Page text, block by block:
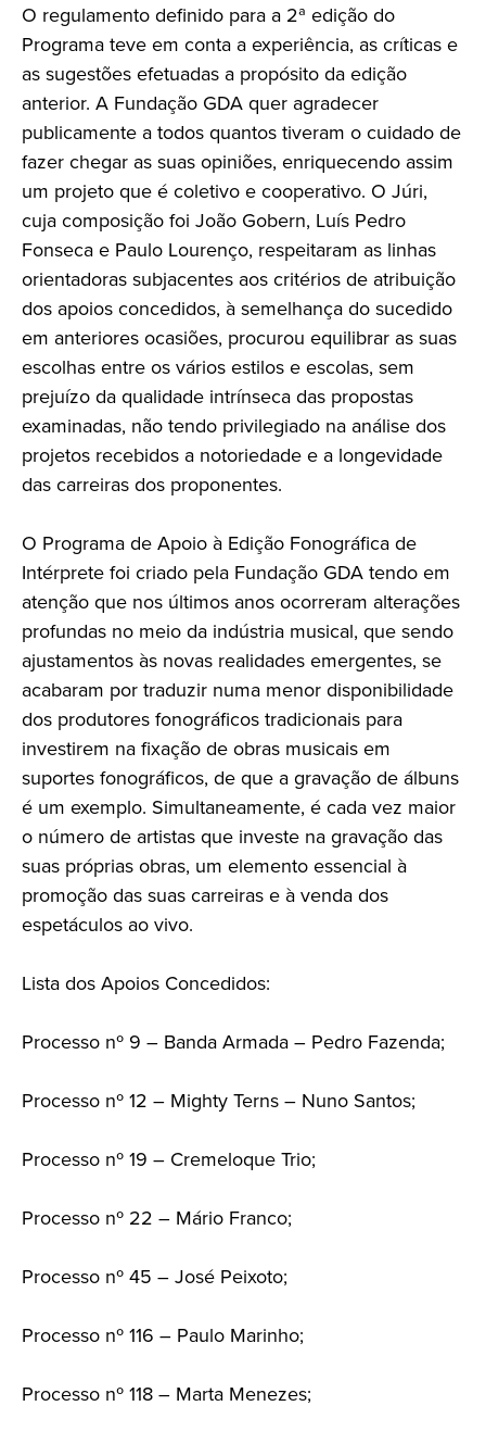
O regulamento definido para a 2ª edição do
Programa teve em conta a experiência, as críticas e
as sugestões efetuadas a propósito da edição
anterior. A Fundação GDA quer agradecer
publicamente a todos quantos tiveram o cuidado de
fazer chegar as suas opiniões, enriquecendo assim
um projeto que é coletivo e cooperativo. O Júri,
cuja composição foi João Gobern, Luís Pedro
Fonseca e Paulo Lourenço, respeitaram as linhas
orientadoras subjacentes aos critérios de atribuição
dos apoios concedidos, à semelhança do sucedido
em anteriores ocasiões, procurou equilibrar as suas
escolhas entre os vários estilos e escolas, sem
prejuízo da qualidade intrínseca das propostas
examinadas, não tendo privilegiado na análise dos
projetos recebidos a notoriedade e a longevidade
das carreiras dos proponentes.
O Programa de Apoio à Edição Fonográfica de
Intérprete foi criado pela Fundação GDA tendo em
atenção que nos últimos anos ocorreram alterações
profundas no meio da indústria musical, que sendo
ajustamentos às novas realidades emergentes, se
acabaram por traduzir numa menor disponibilidade
dos produtores fonográficos tradicionais para
investirem na fixação de obras musicais em
suportes fonográficos, de que a gravação de álbuns
é um exemplo. Simultaneamente, é cada vez maior
o número de artistas que investe na gravação das
suas próprias obras, um elemento essencial à
promoção das suas carreiras e à venda dos
espetáculos ao vivo.
Lista dos Apoios Concedidos:
Processo nº 9 – Banda Armada – Pedro Fazenda;
Processo nº 12 – Mighty Terns – Nuno Santos;
Processo nº 19 – Cremeloque Trio;
Processo nº 22 – Mário Franco;
Processo nº 45 – José Peixoto;
Processo nº 116 – Paulo Marinho;
Processo nº 118 – Marta Menezes;